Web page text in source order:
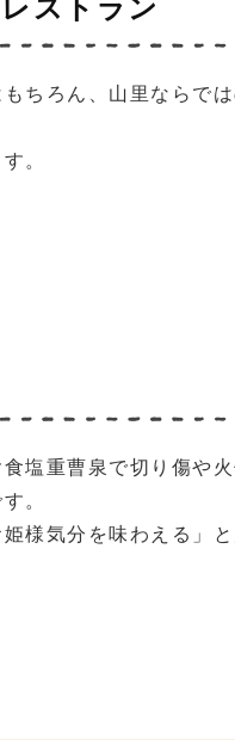
ストラン
ちろん、山里ならで
。
塩重曹泉で切り傷や
。
様気分を味わえる」と